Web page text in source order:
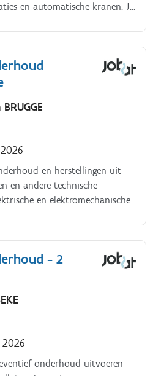
en automatische kranen. Jij
aan, met een basiskennis
Jouw dag bestaat uit het
van onderdelen zoals lagers,
of utilities.
BRUGGE
en herstellingen uit
en andere technische
en elektromechanische
- 2
onderhoud uitvoeren